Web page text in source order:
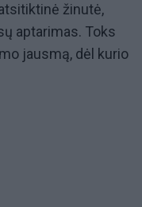
žinutė,
aptarimas. Toks
jausmą, dėl kurio